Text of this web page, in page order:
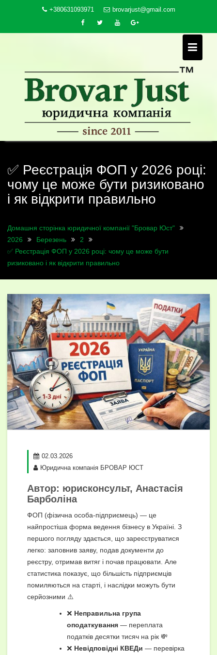
+380631093971 brovarjust@gmail.com
✅ Реєстрація ФОП у 2026 році:
чому це може бути ризиковано
і як відкрити правильно
Домашня сторінка юридичної компанії "Бровар Юст"
2026
Березень
2
✅ Реєстрація ФОП у 2026 році: чому це може бути
ризиковано і як відкрити правильно
02.03.2026
Юридична компанія БРОВАР ЮСТ
Автор: юрисконсульт, Анастасія
Барболіна
ФОП (фізична особа-підприємець) — це
найпростіша форма ведення бізнесу в Україні. З
першого погляду здається, що зареєструватися
легко: заповнив заяву, подав документи до
реєстру, отримав витяг і почав працювати. Але
статистика показує, що більшість підприємців
помиляються на старті, і наслідки можуть бути
серйозними ⚠️
❌ Неправильна група
оподаткування — переплата
податків десятки тисяч на рік 💸
❌ Невідповідні КВЕДи — перевірка